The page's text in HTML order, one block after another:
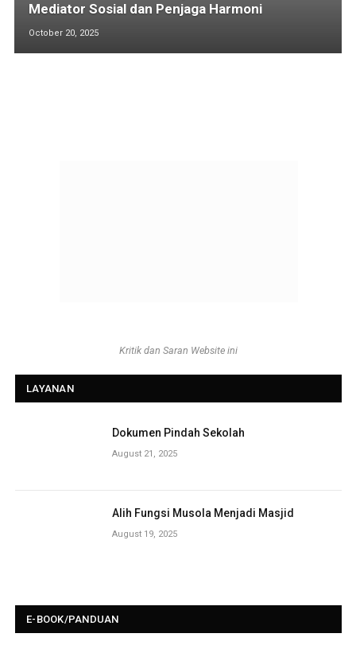
Mediator Sosial dan Penjaga Harmoni
October 20, 2025
Kritik dan Saran Website ini
LAYANAN
Dokumen Pindah Sekolah
August 21, 2025
Alih Fungsi Musola Menjadi Masjid
August 19, 2025
E-BOOK/PANDUAN